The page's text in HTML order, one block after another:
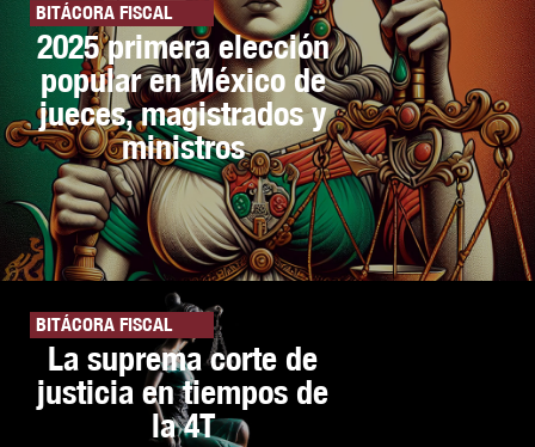
BITÁCORA FISCAL
2025 primera elección
popular en México de
jueces, magistrados y
ministros
BITÁCORA FISCAL
La suprema corte de
justicia en tiempos de
la 4T